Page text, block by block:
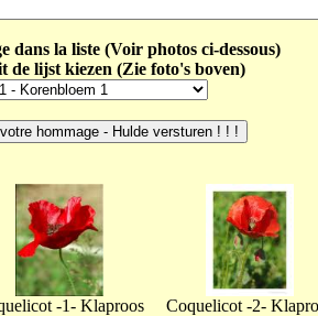
dans la liste (Voir photos ci-dessous)
de lijst kiezen (Zie foto's boven)
-1- Klaproos Coquelicot -2-